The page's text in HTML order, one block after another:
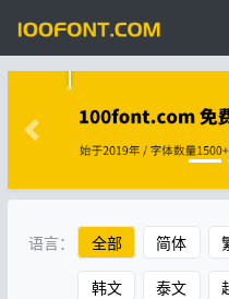
语言： 全部 简体
韩文 泰文